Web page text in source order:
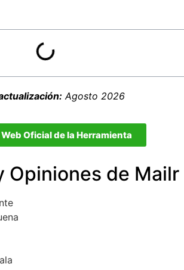
Agosto 2026
Oficial de la Herramienta
Opiniones de Mailr